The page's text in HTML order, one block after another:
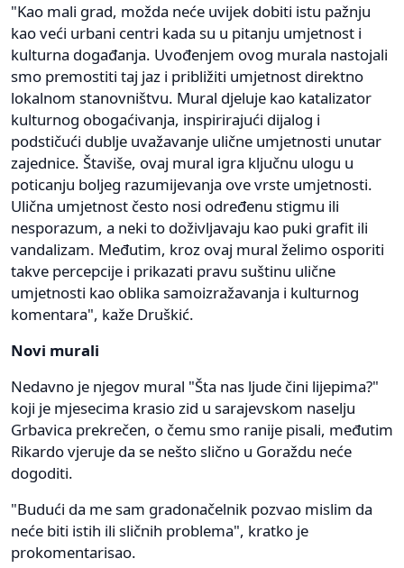
"Kao mali grad, možda neće uvijek dobiti istu pažnju
kao veći urbani centri kada su u pitanju umjetnost i
kulturna događanja. Uvođenjem ovog murala nastojali
smo premostiti taj jaz i približiti umjetnost direktno
lokalnom stanovništvu. Mural djeluje kao katalizator
kulturnog obogaćivanja, inspirirajući dijalog i
podstičući dublje uvažavanje ulične umjetnosti unutar
zajednice. Štaviše, ovaj mural igra ključnu ulogu u
poticanju boljeg razumijevanja ove vrste umjetnosti.
Ulična umjetnost često nosi određenu stigmu ili
nesporazum, a neki to doživljavaju kao puki grafit ili
vandalizam. Međutim, kroz ovaj mural želimo osporiti
takve percepcije i prikazati pravu suštinu ulične
umjetnosti kao oblika samoizražavanja i kulturnog
komentara", kaže Druškić.
Novi murali
Nedavno je njegov mural "Šta nas ljude čini lijepima?"
koji je mjesecima krasio zid u sarajevskom naselju
Grbavica prekrečen, o čemu smo ranije pisali, međutim
Rikardo vjeruje da se nešto slično u Goraždu neće
dogoditi.
"Budući da me sam gradonačelnik pozvao mislim da
neće biti istih ili sličnih problema", kratko je
prokomentarisao.